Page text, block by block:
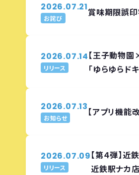
2026.07.21
お詫び 賞味期限誤
2026.07.14
リリース
【王子動物
「ゆらゆらド
2026.07.13
お知らせ 【アプリ機能
2026.07.09
リリース
【第４弾】
近鉄駅ナカ